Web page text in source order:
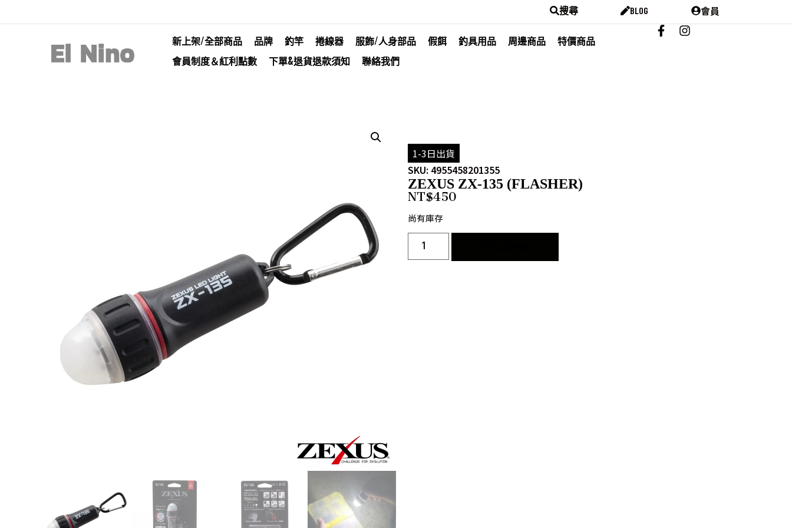
搜尋 BLOG 會員
新上架/全部商品 品牌 釣竿 捲線器 服飾/人身部品 假餌 釣具用品 周邊商品
特價商品
會員制度＆紅利點數
下單&退貨退款須知 聯絡我們
1-3日出貨
SKU: 4955458201355
ZEXUS ZX-135 (FLASHER)
NT$450
尚有庫存